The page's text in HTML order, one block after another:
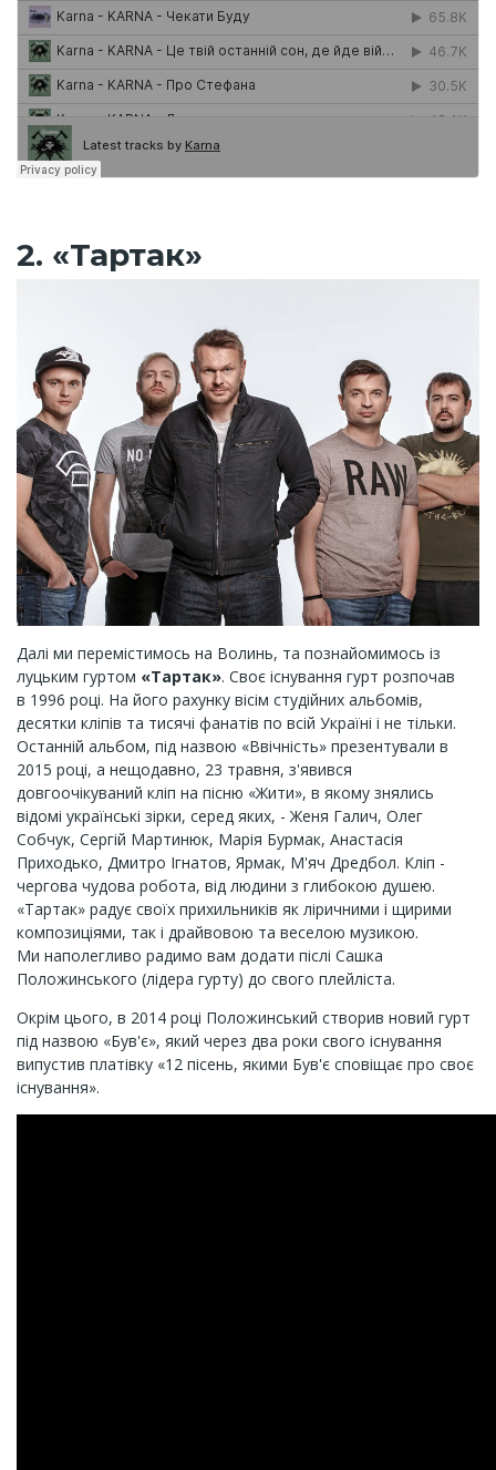
2. «Тартак»
Далі ми перемістимось на Волинь, та познайомимось із
луцьким гуртом «Тартак». Своє існування гурт розпочав
в 1996 році. На його рахунку вісім студійних альбомів,
десятки кліпів та тисячі фанатів по всій Україні і не тільки.
Останній альбом, під назвою «Ввічність» презентували в
2015 році, а нещодавно, 23 травня, з'явився
довгоочікуваний кліп на пісню «Жити», в якому знялись
відомі українські зірки, серед яких, - Женя Галич, Олег
Собчук, Сергій Мартинюк, Марія Бурмак, Анастасія
Приходько, Дмитро Ігнатов, Ярмак, М'яч Дредбол. Кліп -
чергова чудова робота, від людини з глибокою душею.
«Тартак» радує своїх прихильників як ліричними і щирими
композиціями, так і драйвовою та веселою музикою.
Ми наполегливо радимо вам додати післі Сашка
Положинського (лідера гурту) до свого плейліста.
Окрім цього, в 2014 році Положинський створив новий гурт
під назвою «Був'є», який через два роки свого існування
випустив платівку «12 пісень, якими Був'є сповіщає про своє
існування».